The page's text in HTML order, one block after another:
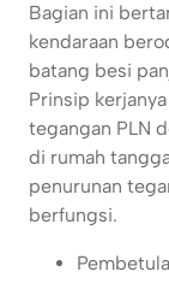
Bagian ini
kendaraan
batang besi
Prinsip
tegangan PLN
di rumah
penurunan
berfungsi.